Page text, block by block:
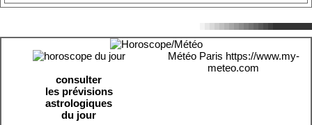
consulter
les prévisions
astrologiques
du jour
Météo Paris https://www.my-
meteo.com